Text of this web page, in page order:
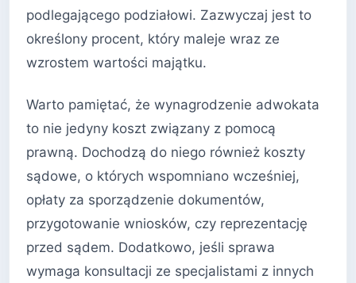
podlegającego podziałowi. Zazwyczaj jest to
określony procent, który maleje wraz ze
wzrostem wartości majątku.
Warto pamiętać, że wynagrodzenie adwokata
to nie jedyny koszt związany z pomocą
prawną. Dochodzą do niego również koszty
sądowe, o których wspomniano wcześniej,
opłaty za sporządzenie dokumentów,
przygotowanie wniosków, czy reprezentację
przed sądem. Dodatkowo, jeśli sprawa
wymaga konsultacji ze specjalistami z innych